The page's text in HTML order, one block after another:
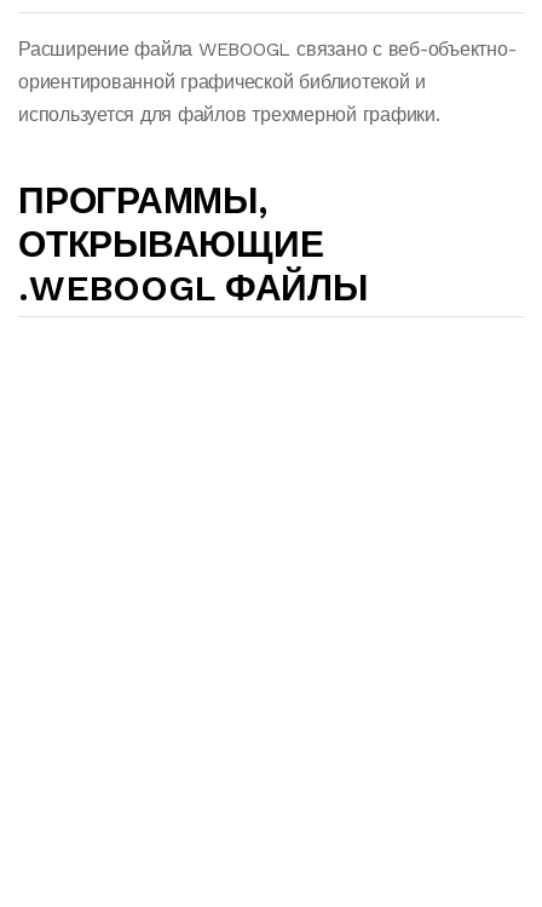
Расширение файла WEBOOGL связано с веб-объектно-
ориентированной графической библиотекой и
используется для файлов трехмерной графики.
ПРОГРАММЫ,
ОТКРЫВАЮЩИЕ
.WEBOOGL ФАЙЛЫ